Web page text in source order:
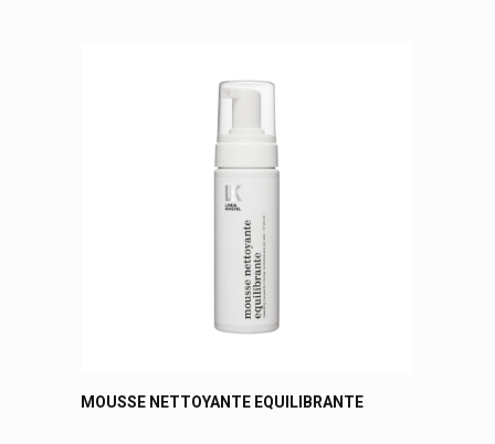
MOUSSE NETTOYANTE EQUILIBRANTE